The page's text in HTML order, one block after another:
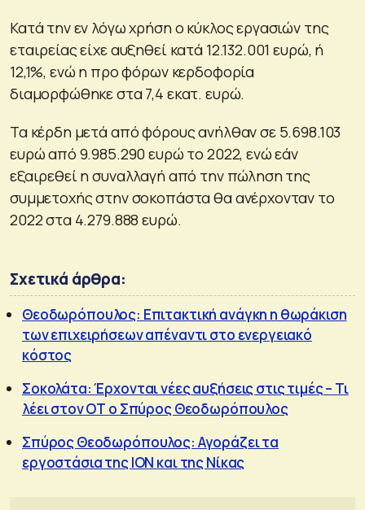
Κατά την εν λόγω χρήση ο κύκλος εργασιών της
εταιρείας είχε αυξηθεί κατά 12.132.001 ευρώ, ή
12,1%, ενώ η προ φόρων κερδοφορία
διαμορφώθηκε στα 7,4 εκατ. ευρώ.
Τα κέρδη μετά από φόρους ανήλθαν σε 5.698.103
ευρώ από 9.985.290 ευρώ το 2022, ενώ εάν
εξαιρεθεί η συναλλαγή από την πώληση της
συμμετοχής στην σοκοπάστα θα ανέρχονταν το
2022 στα 4.279.888 ευρώ.
Σχετικά άρθρα:
Θεοδωρόπουλος: Επιτακτική ανάγκη η θωράκιση
των επιχειρήσεων απέναντι στο ενεργειακό
κόστος
Σοκολάτα: Έρχονται νέες αυξήσεις στις τιμές – Τι
λέει στον ΟΤ ο Σπύρος Θεοδωρόπουλος
Σπύρος Θεοδωρόπουλος: Αγοράζει τα
εργοστάσια της ΙΟΝ και της Νίκας